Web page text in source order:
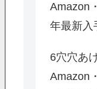
Amazon
年最新入
6穴穴あ
Amazon